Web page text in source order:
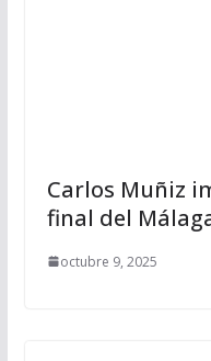
Carlos Muñiz
final del
octubre 9, 2025